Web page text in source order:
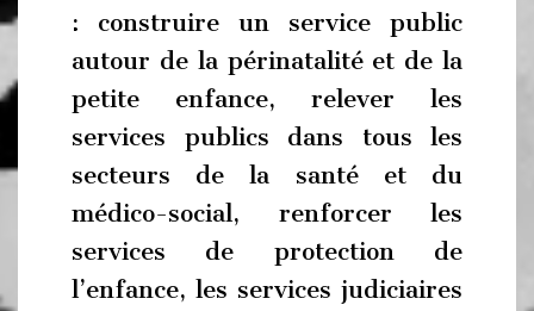
: construire un service public
autour de la périnatalité et de la
petite enfance, relever les
services publics dans tous les
secteurs de la santé et du
médico-social, renforcer les
services de protection de
l’enfance, les services judiciaires